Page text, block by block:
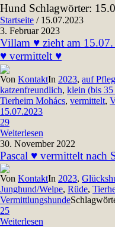
Hund Schlagwörter:
Startseite / 15.07.2023
3. Februar 2023
Villam ♥ zieht am
♥ vermittelt ♥
Von KontaktIn 2023, auf
katzenfreundlich, klein (bis 35
Tierheim Mohács, vermittelt,
15.07.2023
29
Weiterlesen
30. November 2022
Pascal ♥ vermittelt nach
Von KontaktIn 2023,
Junghund/Welpe, Rüde,
Vermittlungshunde
25
Weiterlesen